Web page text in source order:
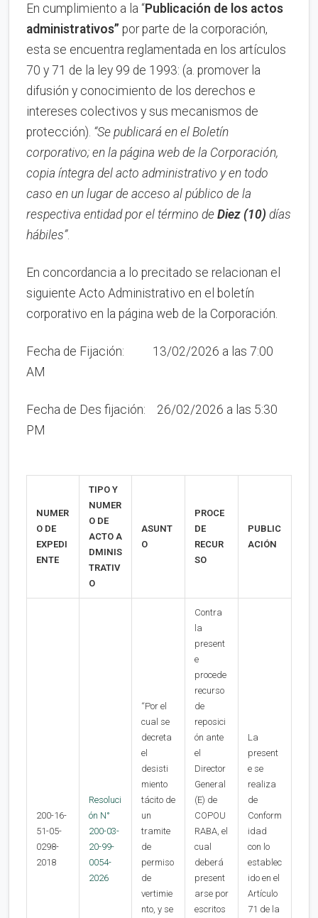
En cumplimiento a la “Publicación de los actos
administrativos” por parte de la corporación,
esta se encuentra reglamentada en los artículos
70 y 71 de la ley 99 de 1993: (a. promover la
difusión y conocimiento de los derechos e
intereses colectivos y sus mecanismos de
protección). “Se publicará en el Boletín
corporativo; en la página web de la Corporación,
copia íntegra del acto administrativo y en todo
caso en un lugar de acceso al público de la
respectiva entidad por el término de Diez (10) días
hábiles”.
En concordancia a lo precitado se relacionan el
siguiente Acto Administrativo en el boletín
corporativo en la página web de la Corporación.
Fecha de Fijación: 13/02/2026 a las 7:00
AM
Fecha de Des fijación: 26/02/2026 a las 5:30
PM
NUMER
O DE
EXPEDI
ENTE
TIPO Y
NUMER
O DE
ACTO A
DMINIS
TRATIV
O
ASUNT
O
PROCE
DE
RECUR
SO
PUBLIC
ACIÓN
200-16-
51-05-
0298-
2018
Resoluci
ón N°
200-03-
20-99-
0054-
2026
“Por el
cual se
decreta
el
desisti
miento
tácito de
un
tramite
de
permiso
de
vertimie
nto, y se
Contra
la
present
e
procede
recurso
de
reposici
ón ante
el
Director
General
(E) de
COPOU
RABA, el
cual
deberá
present
arse por
escritos
La
present
e se
realiza
de
Conform
idad
con lo
establec
ido en el
Artículo
71 de la